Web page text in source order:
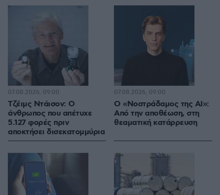
Τζέιμς Ντάισον: Ο
άνθρωπος που απέτυχε
5.127 φορές πριν
αποκτήσει δισεκατομμύρια
07.08.2026, 09:00
Ο «Νοστράδαμος της AI»:
Από την αποθέωση, στη
θεαματική κατάρρευση
07.08.2026, 09:00